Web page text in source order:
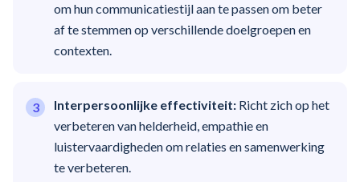
om hun communicatiestijl aan te passen om beter
af te stemmen op verschillende doelgroepen en
contexten.
Interpersoonlijke effectiviteit: Richt zich op het
verbeteren van helderheid, empathie en
luistervaardigheden om relaties en samenwerking
te verbeteren.